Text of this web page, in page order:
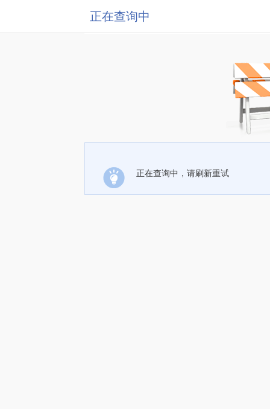
正在查询中
正在查询中，请刷新重试